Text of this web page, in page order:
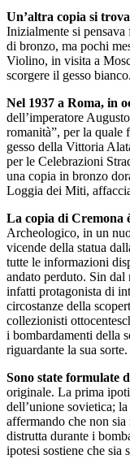
Un’altra copia si
Inizialmente si pensava
di bronzo, ma pochi
Violino, in visita a
scorgere il gesso bianco.
Nel 1937 a Roma, in
dell’imperatore
romanità”, per la quale
gesso della Vittoria
per le Celebrazioni
una copia in bronzo
Loggia dei Miti,
La copia di Cremona
Archeologico, in un
vicende della statua
tutte le informazioni
andato perduto. Sin
infatti protagonista di
circostanze della
collezionisti
i bombardamenti della
riguardante la sua sorte.
Sono state formulate
originale. La prima
dell’unione sovietica;
affermando che non sia
distrutta durante i
ipotesi sostiene che sia